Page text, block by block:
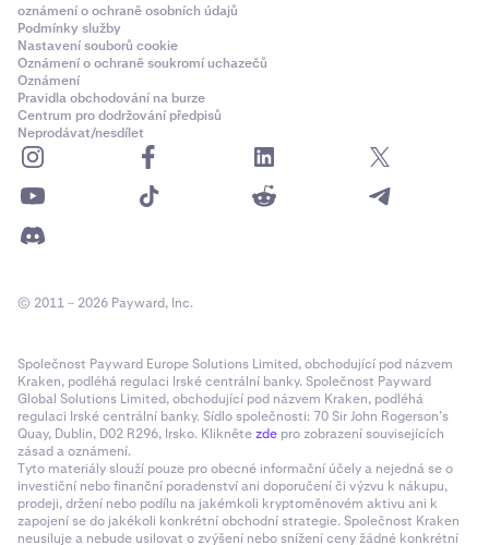
oznámení o ochraně osobních údajů
Podmínky služby
Nastavení souborů cookie
Oznámení o ochraně soukromí uchazečů
Oznámení
Pravidla obchodování na burze
Centrum pro dodržování předpisů
Neprodávat/nesdílet
© 2011 – 2026 Payward, Inc.
Společnost Payward Europe Solutions Limited, obchodující pod názvem
Kraken, podléhá regulaci Irské centrální banky. Společnost Payward
Global Solutions Limited, obchodující pod názvem Kraken, podléhá
regulaci Irské centrální banky. Sídlo společnosti: 70 Sir John Rogerson’s
Quay, Dublin, D02 R296, Irsko. Kliknětezde pro zobrazení souvisejících
zásad a oznámení.
Tyto materiály slouží pouze pro obecné informační účely a nejedná se o
investiční nebo finanční poradenství ani doporučení či výzvu k nákupu,
prodeji, držení nebo podílu na jakémkoli kryptoměnovém aktivu ani k
zapojení se do jakékoli konkrétní obchodní strategie. Společnost Kraken
neusiluje a nebude usilovat o zvýšení nebo snížení ceny žádné konkrétní